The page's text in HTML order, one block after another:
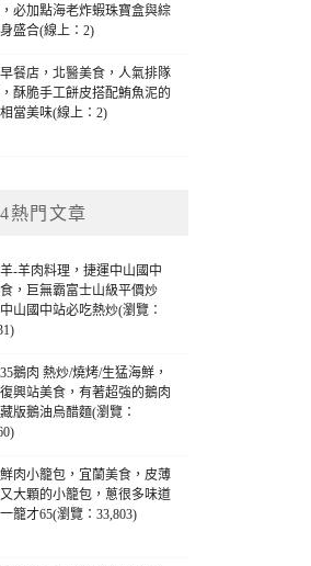
必加點海老炸蝦珠寶盒與綜
盛合(線上：2)
餐店，北醫美食，人氣排隊
酥脆手工餅皮搭配鮪魚泥的
當美味(線上：2)
熱門文章
-羊肉料理，捷運中山國中
，巨無霸富士山級平價炒
山國中站必吃熱炒(瀏覽：
鵝肉 熱炒/燒烤/生猛海鮮，
興站美食，有著超強的鵝肉
版鵝油烏醋麵(瀏覽：
肉小籠包，宜蘭美食，皮薄
大顆的小籠包，蔥很多味道
籠才65(瀏覽：33,803)